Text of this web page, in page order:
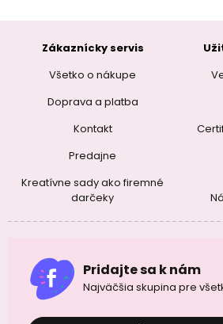
Zákaznícky servis
Všetko o nákupe
Doprava a platba
Kontakt
Predajne
Kreatívne sady ako firemné
darčeky
Pridajte sa k nám
Najväčšia skupina pre